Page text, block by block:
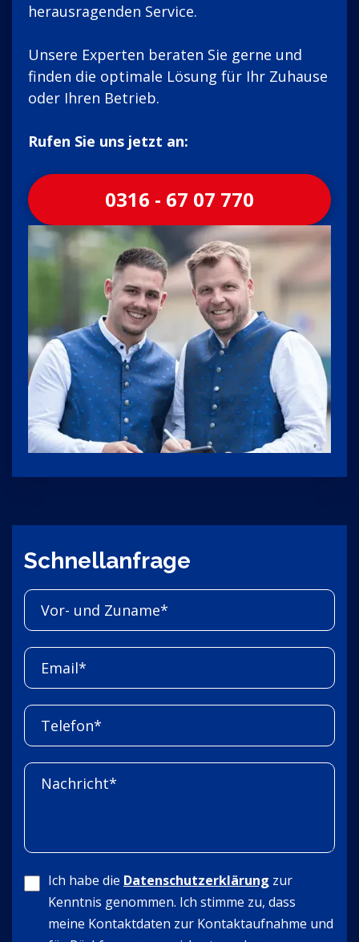
herausragenden Service.
Unsere Experten beraten Sie gerne und
finden die optimale Lösung für Ihr Zuhause
oder Ihren Betrieb.
Rufen Sie uns jetzt an:
0316 - 67 07 770
Schnellanfrage
Ich habe die Datenschutzerklärung zur
Kenntnis genommen. Ich stimme zu, dass
meine Kontaktdaten zur Kontaktaufnahme und